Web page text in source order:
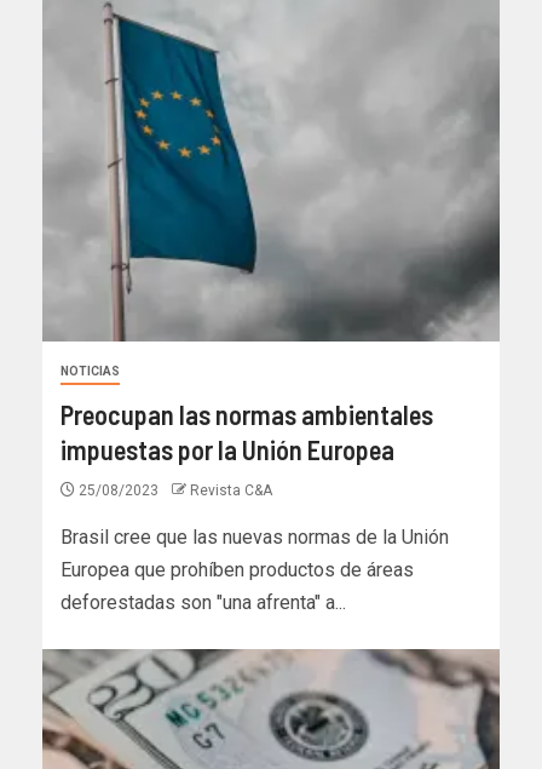
NOTICIAS
Preocupan las normas ambientales
impuestas por la Unión Europea
25/08/2023 Revista C&A
Brasil cree que las nuevas normas de la Unión
Europea que prohíben productos de áreas
deforestadas son "una afrenta" a...